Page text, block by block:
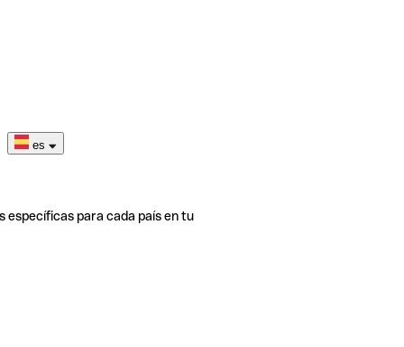
es
específicas para cada país en tu